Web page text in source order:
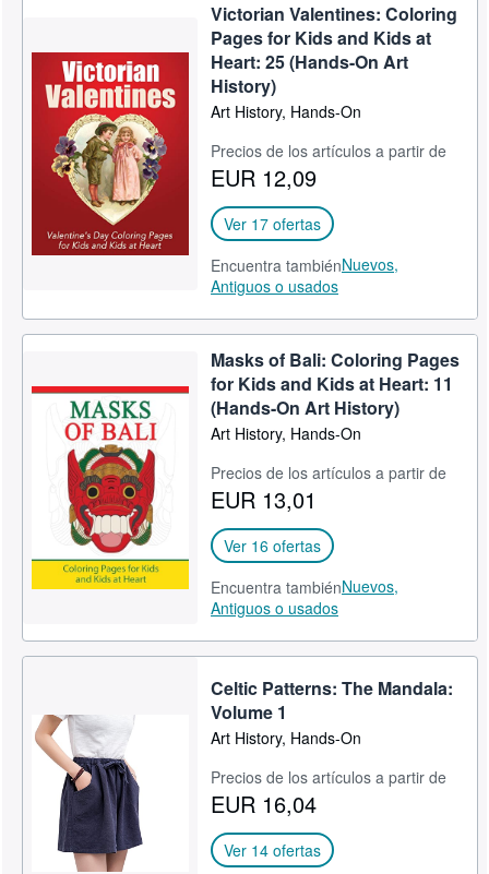
Victorian Valentines: Coloring
Pages for Kids and Kids at
Heart: 25 (Hands-On Art
History)
Art History, Hands-On
Precios de los artículos a partir de
EUR 12,09
Ver 17 ofertas
Encuentra tambiénNuevos,
Antiguos o usados
Masks of Bali: Coloring Pages
for Kids and Kids at Heart: 11
(Hands-On Art History)
Art History, Hands-On
Precios de los artículos a partir de
EUR 13,01
Ver 16 ofertas
Encuentra tambiénNuevos,
Antiguos o usados
Celtic Patterns: The Mandala:
Volume 1
Art History, Hands-On
Precios de los artículos a partir de
EUR 16,04
Ver 14 ofertas